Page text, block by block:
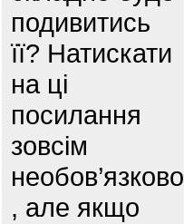
подивитись
її? Натискати
на ці
посилання
зовсім
необов’язково
, але якщо